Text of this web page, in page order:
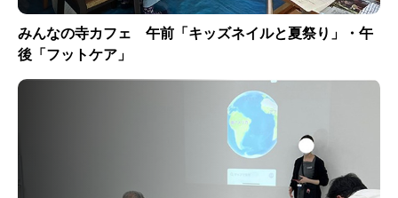
みんなの寺カフェ 午前「キッズネイルと夏祭り」・午
後「フットケア」